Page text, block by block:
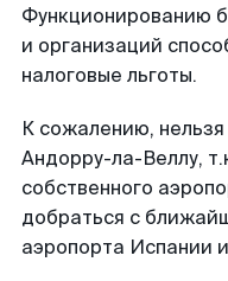
Функционированию
и организаций
налоговые льготы.
К сожалению, нельзя
Андорру-ла-Веллу,
собственного
добраться с
аэропорта Испании